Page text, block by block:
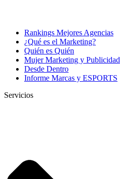
Rankings Mejores Agencias
¿Qué es el Marketing?
Quién es Quién
Mujer Marketing y Publicidad
Desde Dentro
Informe Marcas y ESPORTS
Servicios